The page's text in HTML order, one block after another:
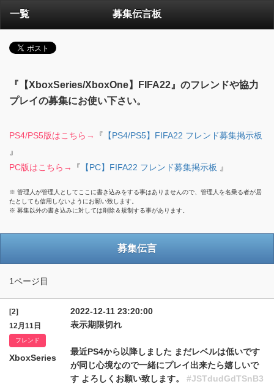
一覧 募集伝言板
『【XboxSeries/XboxOne】FIFA22』のフレンドや協力
プレイの募集にお使い下さい。
PS4/PS5版はこちら→ 『 【PS4/PS5】FIFA22 フレンド募集掲示板
』
PC版はこちら→
『 【PC】FIFA22 フレンド募集掲示板 』
※ 管理人が管理人としてここに書き込みをする事はありませんので、管理人を名乗る者が居
たとしても信用しないようにお願い致します。
※ 募集以外の書き込みに対しては削除＆規制する事があります。
募集伝言
1ページ目
[2]
12月11日
フレンド
XboxSeries
2022-12-11 23:20:00
表示期限切れ
最近PS4から以降しました まだレベルは低いです
が同じ心境なので一緒にプレイ出来たら嬉しいで
す よろしくお願い致します。 #JSTdudGdTSnB3